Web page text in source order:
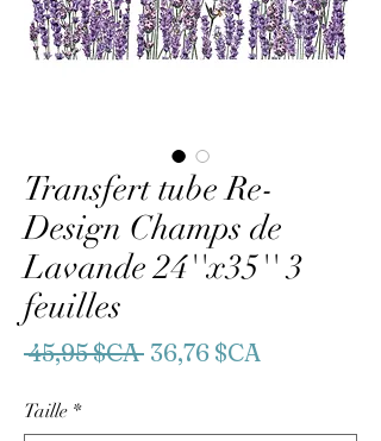
Transfert tube Re-
Design Champs de
Lavande 24''x35'' 3
feuilles
45,95 $CA Prix
36,76 $CA
Taille *